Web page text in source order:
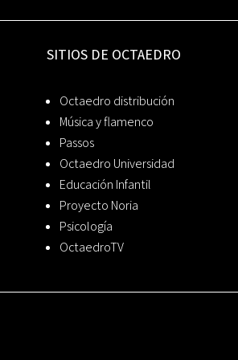
SITIOS DE OCTAEDRO
Octaedro distribución
Música y flamenco
Passos
Octaedro Universidad
Educación Infantil
Proyecto Noria
Psicología
OctaedroTV